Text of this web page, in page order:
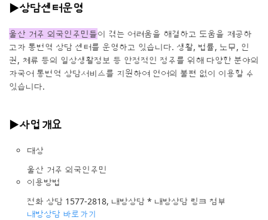
▶상담센터운영
울산 거주 외국인주민들이 겪는 어려움을 해결하고 도움을 제공하
고자 통번역 상담 센터를 운영하고 있습니다. 생활, 법률, 노무, 인
권, 체류 등의 일상생활정보 등 안정적인 정주를 위해 다양한 분야의
자국어 통번역 상담서비스를 지원하여 언어의 불편 없이 이용할 수
있습니다.
▶사업개요
대상
울산 거주 외국인주민
이용방법
전화 상담 1577-2818, 내방상담 * 내방상담 링크 첨부
내방상담 바로가기